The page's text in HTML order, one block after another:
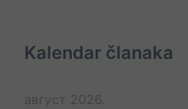
Kalendar članaka
август 2026.